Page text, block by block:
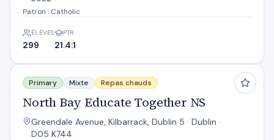
Patron : Catholic
ÉLÈVES
299
PTR
21.4:1
North Bay Educate Together NS
Primary Mixte Repas chauds
North Bay Educate Together NS
Greendale Avenue, Kilbarrack, Dublin 5 · Dublin ·
D05 K744